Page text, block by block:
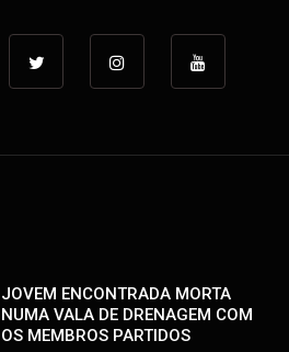
JOVEM ENCONTRADA MORTA
NUMA VALA DE DRENAGEM COM
OS MEMBROS PARTIDOS